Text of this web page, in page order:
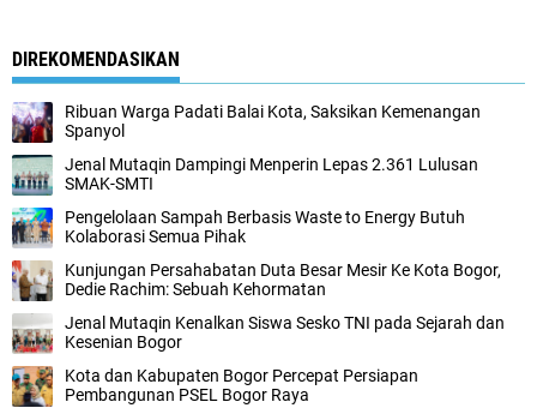
DIREKOMENDASIKAN
Ribuan Warga Padati Balai Kota, Saksikan Kemenangan
Spanyol
Jenal Mutaqin Dampingi Menperin Lepas 2.361 Lulusan
SMAK-SMTI
Pengelolaan Sampah Berbasis Waste to Energy Butuh
Kolaborasi Semua Pihak
Kunjungan Persahabatan Duta Besar Mesir Ke Kota Bogor,
Dedie Rachim: Sebuah Kehormatan
Jenal Mutaqin Kenalkan Siswa Sesko TNI pada Sejarah dan
Kesenian Bogor
Kota dan Kabupaten Bogor Percepat Persiapan
Pembangunan PSEL Bogor Raya